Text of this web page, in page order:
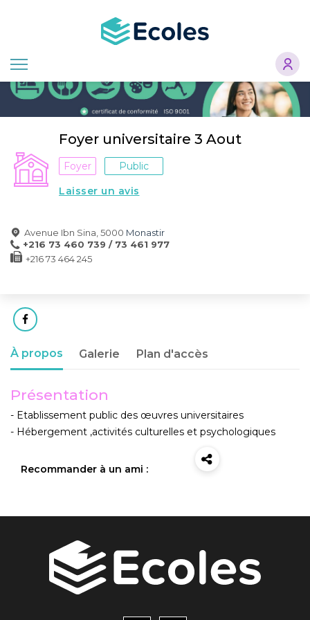
principal
Foyer universitaire 3 Aout
Foyer
Public
Laisser un avis
Avenue Ibn Sina, 5000 Monastir
+216 73 460 739 / 73 461 977
+216 73 464 245
À propos Galerie Plan d'accès
Présentation
- Etablissement public des œuvres universitaires
- Hébergement ,activités culturelles et psychologiques
Recommander à un ami :